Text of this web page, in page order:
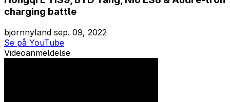
charging battle
bjornnyland sep. 09, 2022
Se på YouTube
Videoanmeldelse